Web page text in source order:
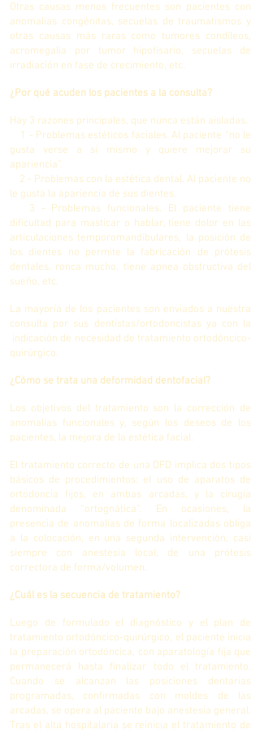
Otras causas menos frecuentes son pacientes con
anomalías congénitas, secuelas de traumatismos y
otras causas más raras como tumores condíleos,
acromegalia por tumor hipofisario, secuelas de
irradiación en fase de crecimiento, etc.
¿Por qué acuden los pacientes a la consulta?
Hay 3 razones principales, que nunca están aisladas.
1 - Problemas estéticos faciales. Al paciente “no le
gusta verse a sí mismo y quiere mejorar su
apariencia”.
2 - Problemas con la estética dental. Al paciente no
le gusta la apariencia de sus dientes.
3 - Problemas funcionales. El paciente tiene
dificultad para masticar o hablar, tiene dolor en las
articulaciones temporomandibulares, la posición de
los dientes no permite la fabricación de prótesis
dentales, ronca mucho, tiene apnea obstructiva del
sueño, etc.
La mayoría de los pacientes son enviados a nuestra
consulta por sus dentistas/ortodoncistas ya con la
indicación de necesidad de tratamiento ortodóncico-
quirúrgico.
¿Cómo se trata una deformidad dentofacial?
Los objetivos del tratamiento son la corrección de
anomalías funcionales y, según los deseos de los
pacientes, la mejora de la estética facial.
El tratamiento correcto de una DFD implica dos tipos
básicos de procedimientos: el uso de aparatos de
ortodoncia fijos, en ambas arcadas, y la cirugía
denominada “ortognática”. En ocasiones, la
presencia de anomalías de forma localizadas obliga
a la colocación, en una segunda intervención, casi
siempre con anestesia local, de una prótesis
correctora de forma/volumen.
¿Cuál es la secuencia de tratamiento?
Luego de formulado el diagnóstico y el plan de
tratamiento ortodóncico-quirúrgico, el paciente inicia
la preparación ortodóncica, con aparatología fija que
permanecerá hasta finalizar todo el tratamiento.
Cuando se alcanzan las posiciones dentarias
programadas, confirmadas con moldes de las
arcadas, se opera al paciente bajo anestesia general.
Tras el alta hospitalaria se reinicia el tratamiento de